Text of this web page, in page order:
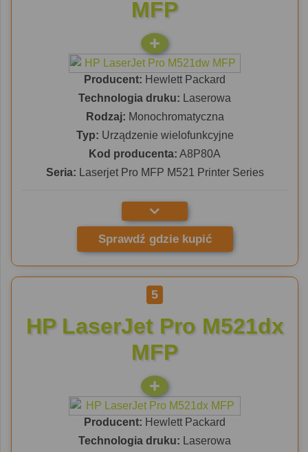
MFP
Producent: Hewlett Packard
Technologia druku: Laserowa
Rodzaj: Monochromatyczna
Typ: Urządzenie wielofunkcyjne
Kod producenta: A8P80A
Seria: Laserjet Pro MFP M521 Printer Series
Sprawdź gdzie kupić
5
HP LaserJet Pro M521dx
MFP
Producent: Hewlett Packard
Technologia druku: Laserowa